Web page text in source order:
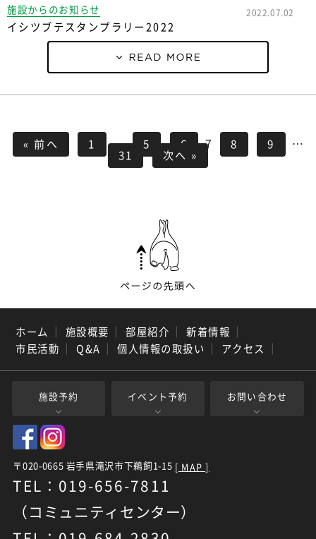
施設からのお知らせ 2022.07.02
イシツブテスタンプラリー2022
« 前へ 1 … 5 6 7 8 9 …
31 次へ »
ホーム ｜ 施設概要 ｜ 部屋紹介 ｜ 新着情報 ｜
市民活動 ｜ Q&A ｜ 個人情報の取扱い ｜ アクセス ｜
施設予約 イベント予約 お問い合わせ
〒020-0665 岩手県滝沢市下鵜飼1-15 [ MAP ]
TEL：019-656-7811
（コミュニティセンター）